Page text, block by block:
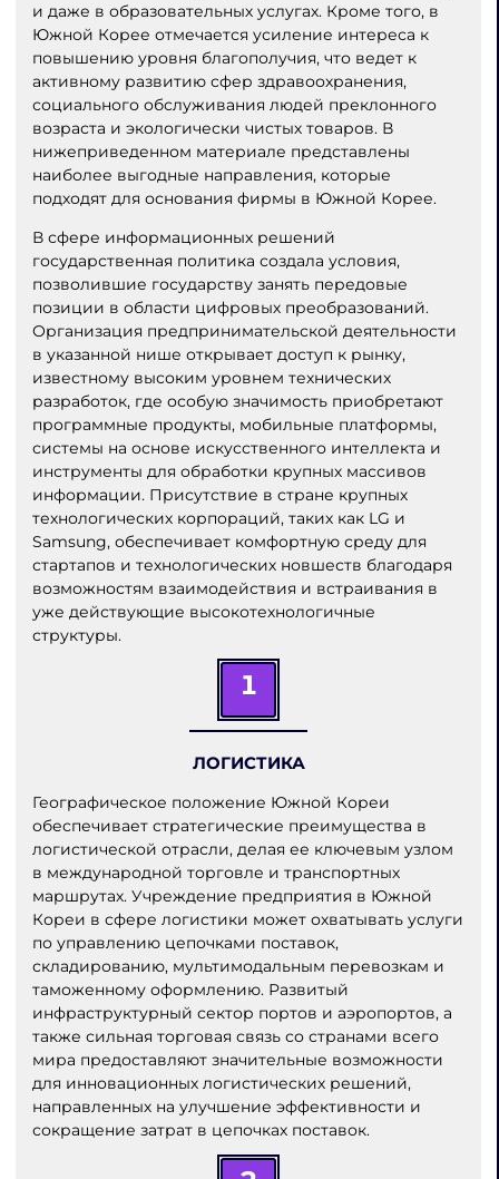
и даже в образовательных услугах. Кроме того, в
Южной Корее отмечается усиление интереса к
повышению уровня благополучия, что ведет к
активному развитию сфер здравоохранения,
социального обслуживания людей преклонного
возраста и экологически чистых товаров. В
нижеприведенном материале представлены
наиболее выгодные направления, которые
подходят для основания фирмы в Южной Корее.
В сфере информационных решений
государственная политика создала условия,
позволившие государству занять передовые
позиции в области цифровых преобразований.
Организация предпринимательской деятельности
в указанной нише открывает доступ к рынку,
известному высоким уровнем технических
разработок, где особую значимость приобретают
программные продукты, мобильные платформы,
системы на основе искусственного интеллекта и
инструменты для обработки крупных массивов
информации. Присутствие в стране крупных
технологических корпораций, таких как LG и
Samsung, обеспечивает комфортную среду для
стартапов и технологических новшеств благодаря
возможностям взаимодействия и встраивания в
уже действующие высокотехнологичные
структуры.
1
ЛОГИСТИКА
Географическое положение Южной Кореи
обеспечивает стратегические преимущества в
логистической отрасли, делая ее ключевым узлом
в международной торговле и транспортных
маршрутах. Учреждение предприятия в Южной
Кореи в сфере логистики может охватывать услуги
по управлению цепочками поставок,
складированию, мультимодальным перевозкам и
таможенному оформлению. Развитый
инфраструктурный сектор портов и аэропортов, а
также сильная торговая связь со странами всего
мира предоставляют значительные возможности
для инновационных логистических решений,
направленных на улучшение эффективности и
сокращение затрат в цепочках поставок.